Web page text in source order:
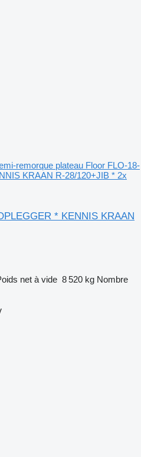
remorque plateau Floor FLO-18-
KRAAN R-28/120+JIB * 2x
* KENNIS KRAAN
net à vide 8 520 kg Nombre